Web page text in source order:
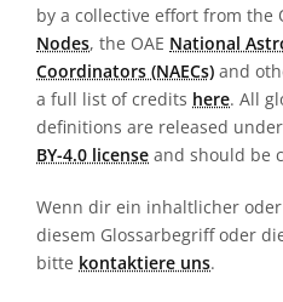
by a collective effort from the
Nodes, the OAE National
Coordinators (NAECs) and
a full list of credits here. All
definitions are released
BY-4.0 license and should be
Wenn dir ein inhaltlicher
diesem Glossarbegriff oder
bitte kontaktiere uns.